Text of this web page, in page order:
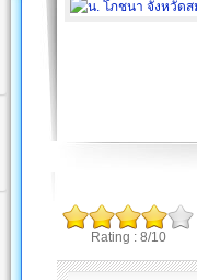
Rating : 8/10